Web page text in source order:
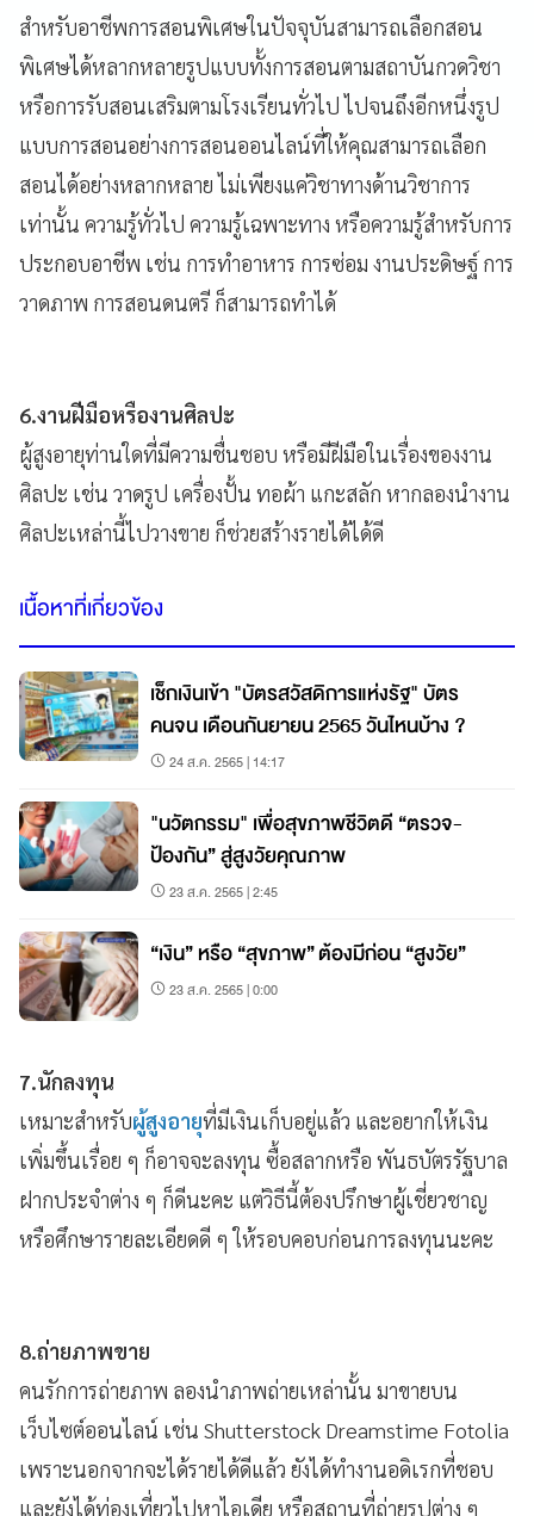
สำหรับอาชีพการสอนพิเศษในปัจจุบันสามารถเลือกสอน
พิเศษได้หลากหลายรูปแบบทั้งการสอนตามสถาบันกวดวิชา
หรือการรับสอนเสริมตามโรงเรียนทั่วไป ไปจนถึงอีกหนึ่งรูป
แบบการสอนอย่างการสอนออนไลน์ที่ให้คุณสามารถเลือก
สอนได้อย่างหลากหลาย ไม่เพียงแค่วิชาทางด้านวิชาการ
เท่านั้น ความรู้ทั่วไป ความรู้เฉพาะทาง หรือความรู้สำหรับการ
ประกอบอาชีพ เช่น การทำอาหาร การซ่อม งานประดิษฐ์ การ
วาดภาพ การสอนดนตรี ก็สามารถทำได้
6.งานฝีมือหรืองานศิลปะ
ผู้สูงอายุท่านใดที่มีความชื่นชอบ หรือมีฝีมือในเรื่องของงาน
ศิลปะ เช่น วาดรูป เครื่องปั้น ทอผ้า แกะสลัก หากลองนำงาน
ศิลปะเหล่านี้ไปวางขาย ก็ช่วยสร้างรายได้ได้ดี
เนื้อหาที่เกี่ยวข้อง
เช็กเงินเข้า "บัตรสวัสดิการแห่งรัฐ" บัตร
คนจน เดือนกันยายน 2565 วันไหนบ้าง ?
24 ส.ค. 2565 | 14:17
"นวัตกรรม" เพื่อสุขภาพชีวิตดี “ตรวจ-
ป้องกัน” สู่สูงวัยคุณภาพ
23 ส.ค. 2565 | 2:45
“เงิน” หรือ “สุขภาพ” ต้องมีก่อน “สูงวัย”
23 ส.ค. 2565 | 0:00
7.นักลงทุน
เหมาะสำหรับผู้สูงอายุที่มีเงินเก็บอยู่แล้ว และอยากให้เงิน
เพิ่มขึ้นเรื่อย ๆ ก็อาจจะลงทุน ซื้อสลากหรือ พันธบัตรรัฐบาล
ฝากประจำต่าง ๆ ก็ดีนะคะ แต่วิธีนี้ต้องปรึกษาผู้เชี่ยวชาญ
หรือศึกษารายละเอียดดี ๆ ให้รอบคอบก่อนการลงทุนนะคะ
8.ถ่ายภาพขาย
คนรักการถ่ายภาพ ลองนำภาพถ่ายเหล่านั้น มาขายบน
เว็บไซต์ออนไลน์ เช่น Shutterstock Dreamstime Fotolia
เพราะนอกจากจะได้รายได้ดีแล้ว ยังได้ทำงานอดิเรกที่ชอบ
และยังได้ท่องเที่ยวไปหาไอเดีย หรือสถานที่ถ่ายรูปต่าง ๆ